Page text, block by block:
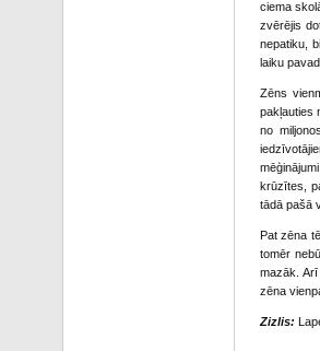
ciema
zvērējis
nepatiku,
laiku
Zēns
pakļauties
no
krūzītes,
tādā pašā
Pat zēna
tomēr
mazāk.
zēna
Zizlis: